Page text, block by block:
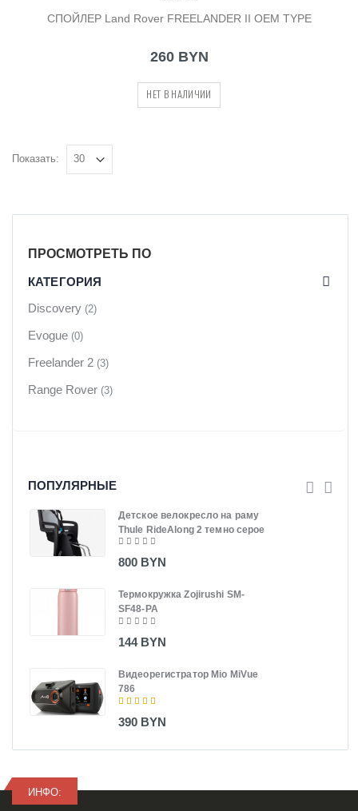
СПОЙЛЕР Land Rover FREELANDER II OEM TYPE
260 BYN
НЕТ В НАЛИЧИИ
Показать:
ПРОСМОТРЕТЬ ПО
КАТЕГОРИЯ
Discovery (2)
Evogue (0)
Freelander 2 (3)
Range Rover (3)
ПОПУЛЯРНЫЕ
Детское велокресло на раму
Thule RideAlong 2 темно серое
800 BYN
Термокружка Zojirushi SM-
SF48-PA
144 BYN
Видеорегистратор Mio MiVue
786
390 BYN
ИНФО: